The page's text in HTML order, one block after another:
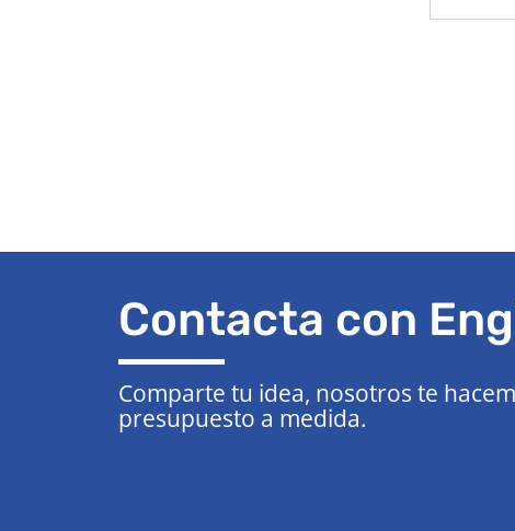
Contacta con
Comparte tu idea, nosotros te
presupuesto a medida.